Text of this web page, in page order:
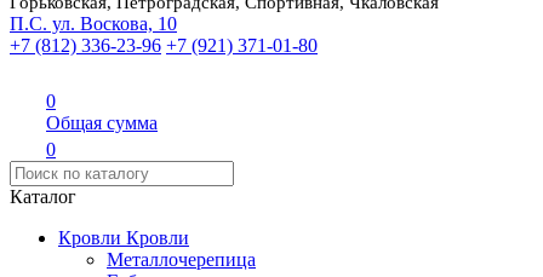
П.С. ул. Воскова, 10
+7 (812) 336-23-96 +7 (921) 371-01-80
0
Общая сумма
0
Каталог
Кровли Кровли
Металлочерепица